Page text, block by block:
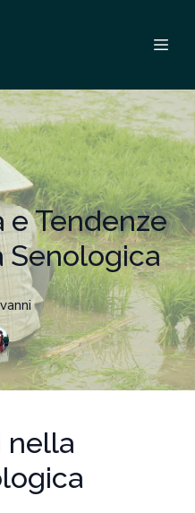
Tendenze
Senologica
vanni
nella